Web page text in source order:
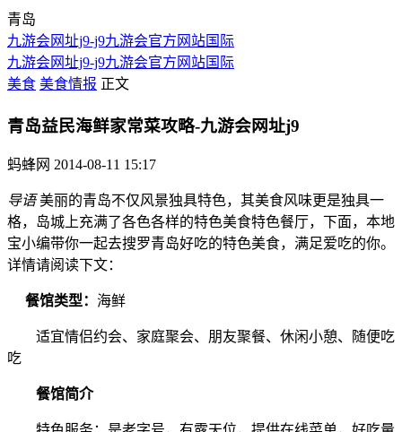
青岛
九游会网址j9-j9九游会官方网站国际
九游会网址j9-j9九游会官方网站国际
美食 美食情报 正文
青岛益民海鲜家常菜攻略-九游会网址j9
蚂蜂网 2014-08-11 15:17
导语美丽的青岛不仅风景独具特色，其美食风味更是独具一
格，岛城上充满了各色各样的特色美食特色餐厅，下面，本地
宝小编带你一起去搜罗青岛好吃的特色美食，满足爱吃的你。
详情请阅读下文：
餐馆类型： 海鲜
适宜情侣约会、家庭聚会、朋友聚餐、休闲小憩、随便吃
吃
餐馆简介